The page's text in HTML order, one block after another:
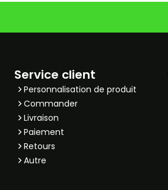
Service client
Personnalisation de produit
Commander
Livraison
Paiement
Retours
Autre